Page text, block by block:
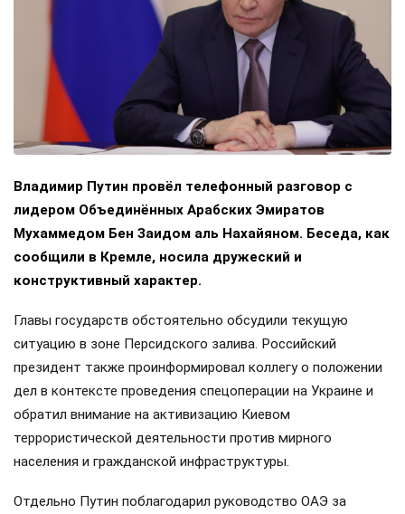
Владимир Путин провёл телефонный разговор с
лидером Объединённых Арабских Эмиратов
Мухаммедом Бен Заидом аль Нахайяном. Беседа, как
сообщили в Кремле, носила дружеский и
конструктивный характер.
Главы государств обстоятельно обсудили текущую
ситуацию в зоне Персидского залива. Российский
президент также проинформировал коллегу о положении
дел в контексте проведения спецоперации на Украине и
обратил внимание на активизацию Киевом
террористической деятельности против мирного
населения и гражданской инфраструктуры.
Отдельно Путин поблагодарил руководство ОАЭ за